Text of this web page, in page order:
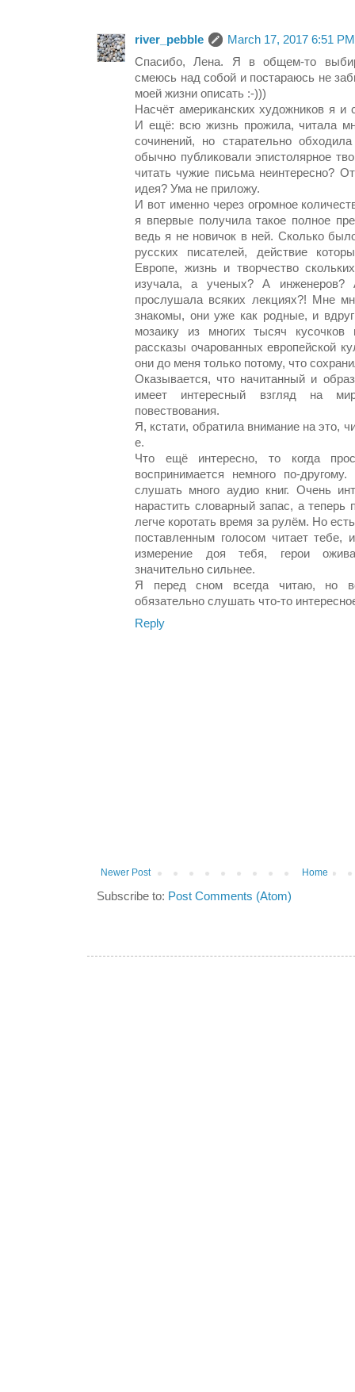
river_pebble
March 17, 2017 6:51 PM
Спасибо, Лена. Я в общем-то
смеюсь над собой и постараюсь не
моей жизни описать :-)))
Насчёт американских художников я и
И ещё: всю жизнь прожила, читала
сочинений, но старательно
обычно публиковали эпистолярное
читать чужие письма неинтересно?
идея? Ума не приложу.
И вот именно через огромное
я впервые получила такое полное
ведь я не новичок в ней. Сколько
русских писателей, действие
Европе, жизнь и творчество
изучала, а ученых? А инженеров?
прослушала всяких лекциях?! Мне
знакомы, они уже как родные, и
мозаику из многих тысяч
рассказы очарованных европейской
они до меня только потому, что
Оказывается, что начитанный и
имеет интересный взгляд на
повествования.
Я, кстати, обратила внимание на это,
e.
Что ещё интересно, то когда
воспринимается немного по-
слушать много аудио книг. Очень
нарастить словарный запас, а теперь
легче коротать время за рулём. Но
поставленным голосом читает тебе,
измерение доя тебя, герои
значительно сильнее.
Я перед сном всегда читаю, но
обязательно слушать что-то
Reply
Newer Post Home
Subscribe to: Post Comments (Atom)